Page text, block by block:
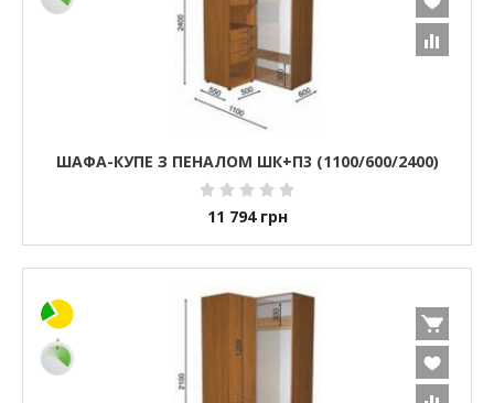
ШАФА-КУПЕ З ПЕНАЛОМ ШК+П3 (1100/600/2400)
11 794 грн